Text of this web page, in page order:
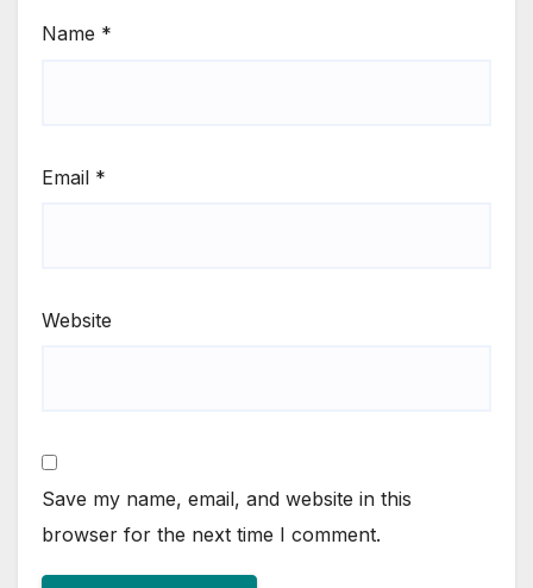
Name *
Email *
Website
Save my name, email, and website in this
browser for the next time I comment.